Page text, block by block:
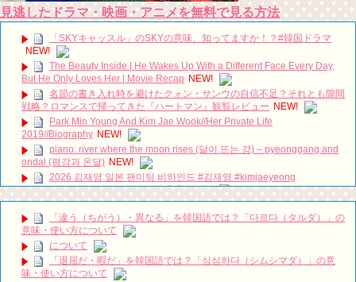
見逃したドラマ・映画・アニメを無料で見る方法
「SKYキャッスル」のSKYの意味、知ってますか！？#韓国ドラマ
NEW!
The Beauty Inside | He Wakes Up With a Different Face Every Day,
But He Only Loves Her | Movie Recap NEW!
名節の書き入れ時を避けたクォン・サンウの自信不足？それとも隙間
戦略？ロマンスで帰ってきた『ハートマン』観覧レビュー NEW!
Park Min Young And Kim Jae Wook//Her Private Life
2019//Biography NEW!
piano: river where the moon rises (달이 뜨는 강) – pyeonggang and
ondal (평강과 온달) NEW!
2026 김재영 일본 팬미팅 비하인드 #김재영 #kimjaeyeong
#kimjaeyoung #キムジェヨン #金宰永 NEW!
SBS [피고인] – 28일(화) 예고 NEW!
최고의 이혼 – 하이라이트 공개 / Matrimonial Chaos Highlights,
Premiere Oct 8 on KBS! ㅣ KBS방송
유노윤호의 팔안굽 생일축하
[Windy Mi-poong] 불어라 미풍아 50회 – ji-yeon caught by a private
loan shark 20170218
NEW!
「違う（ちがう）・異なる」を韓国語では？「다르다（タルダ）」の
意味・使い方について
について
「退屈だ・暇だ」を韓国語では？「심심하다（シムシマダ）」の意
味・使い方について